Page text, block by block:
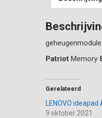
geheugenmodule
Patriot Memory
Gerelateerd
LENOVO ideapad
9 oktober 2021